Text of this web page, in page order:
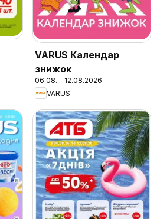
VARUS Календар
знижок
06.08. - 12.08.2026
VARUS